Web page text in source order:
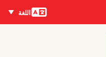
اللغات
اللغة